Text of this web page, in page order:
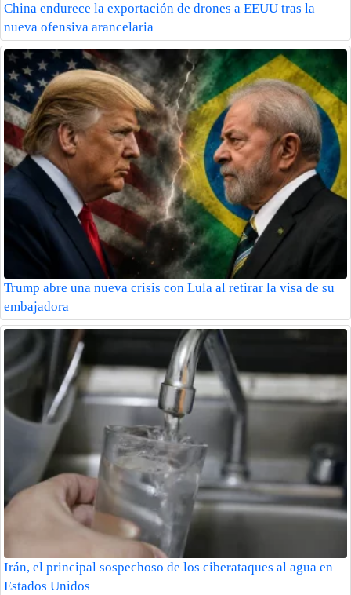
China endurece la exportación de drones a EEUU tras la
nueva ofensiva arancelaria
Trump abre una nueva crisis con Lula al retirar la visa de su
embajadora
Irán, el principal sospechoso de los ciberataques al agua en
Estados Unidos